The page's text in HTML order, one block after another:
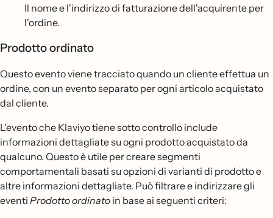
Il nome e l'indirizzo di fatturazione dell'acquirente per
l'ordine.
Prodotto ordinato
Questo evento viene tracciato quando un cliente effettua un
ordine, con un evento separato per ogni articolo acquistato
dal cliente.
L'evento che Klaviyo tiene sotto controllo include
informazioni dettagliate su ogni prodotto acquistato da
qualcuno. Questo è utile per creare segmenti
comportamentali basati su opzioni di varianti di prodotto e
altre informazioni dettagliate. Può filtrare e indirizzare gli
eventi Prodotto ordinato in base ai seguenti criteri: